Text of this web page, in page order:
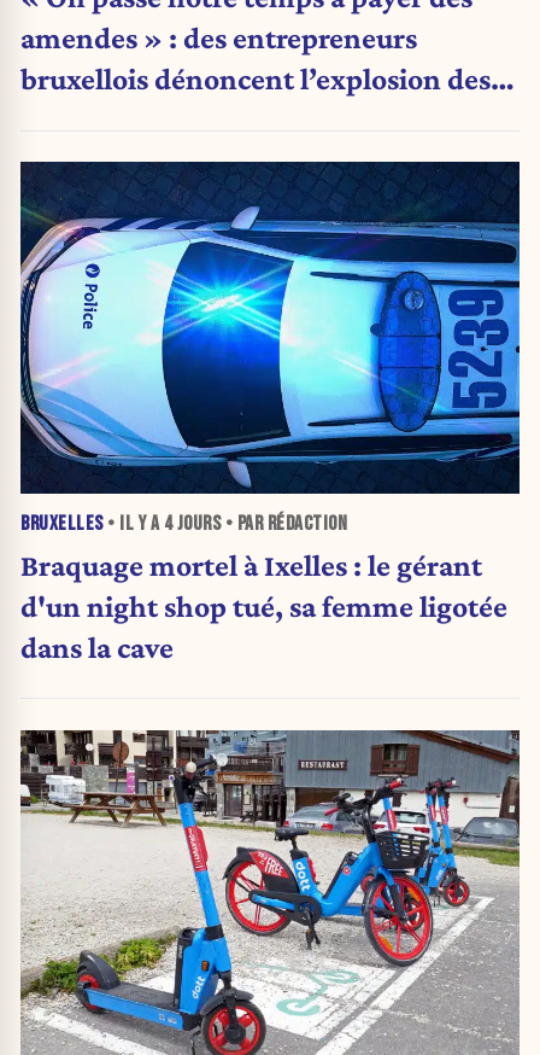
amendes » : des entrepreneurs
bruxellois dénoncent l’explosion des
BRUXELLES• IL Y A 4 JOURS• PAR RÉDACTION
Braquage mortel à Ixelles : le gérant
d'un night shop tué, sa femme ligotée
dans la cave